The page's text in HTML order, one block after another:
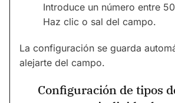
Introduce un número entre
Haz clic o sal del campo.
La configuración se guarda
alejarte del campo.
Configuración de tipos